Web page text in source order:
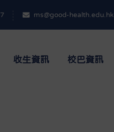
ms@good-health.edu.hk
收生資訊 校巴資訊